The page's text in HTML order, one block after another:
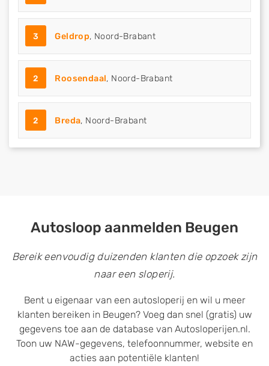
3 Geldrop, Noord-Brabant
2 Roosendaal, Noord-Brabant
2 Breda, Noord-Brabant
Autosloop aanmelden Beugen
Bereik eenvoudig duizenden klanten die opzoek zijn
naar een sloperij.
Bent u eigenaar van een autosloperij en wil u meer
klanten bereiken in Beugen? Voeg dan snel (gratis) uw
gegevens toe aan de database van Autosloperijen.nl.
Toon uw NAW-gegevens, telefoonnummer, website en
acties aan potentiële klanten!